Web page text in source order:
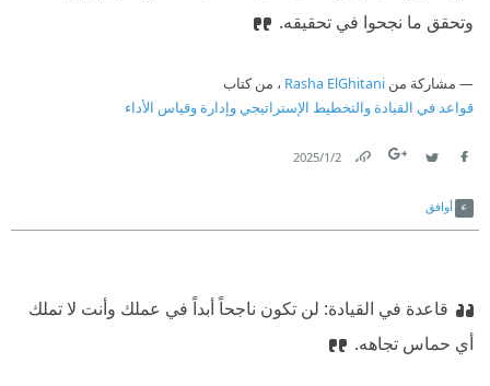
وتحقق ما نجحوا في تحقيقه.
مشاركة من Rasha ElGhitani ، من كتاب
قواعد في القيادة والتخطيط الإستراتيجي وإدارة وقياس الأداء
2‏/1‏/2025
أوافق
قاعدة في القيادة: لن تكون ناجحاً أبداً في عملك وأنت لا تملك
أي حماس تجاهه.